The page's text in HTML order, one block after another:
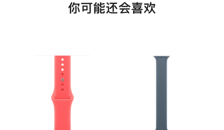
你可能还会喜欢